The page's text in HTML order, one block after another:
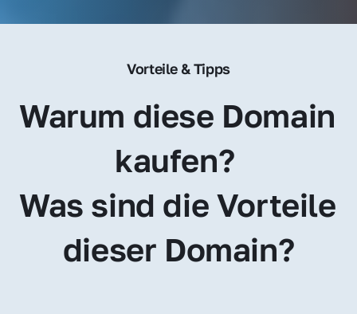
Vorteile & Tipps
Warum diese Domain
kaufen?
Was sind die Vorteile
dieser Domain?